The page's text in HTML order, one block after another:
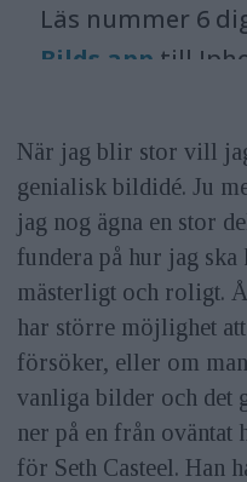
Läs nummer 6
Bilds app till
datorn finns
Qiozk.comoch
Tidningen
juni.
När jag blir stor vill
genialisk bildidé. Ju
jag nog ägna en stor
fundera på hur jag
mästerligt och roligt.
har större möjlighet
försöker, eller om
vanliga bilder och det
ner på en från oväntat
för Seth Casteel. Han